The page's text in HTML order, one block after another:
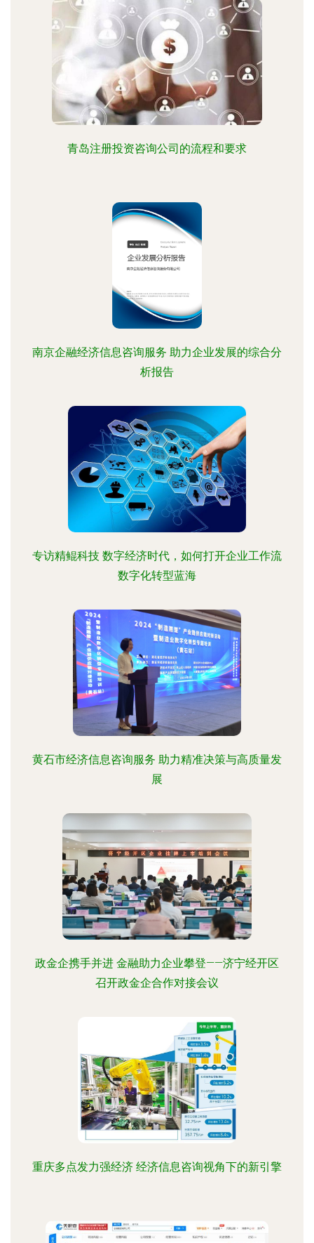
青岛注册投资咨询公司的流程和要求
南京企融经济信息咨询服务 助力企业发展的综合分
析报告
专访精鲲科技 数字经济时代，如何打开企业工作流
数字化转型蓝海
黄石市经济信息咨询服务 助力精准决策与高质量发
展
政金企携手并进 金融助力企业攀登——济宁经开区
召开政金企合作对接会议
重庆多点发力强经济 经济信息咨询视角下的新引擎